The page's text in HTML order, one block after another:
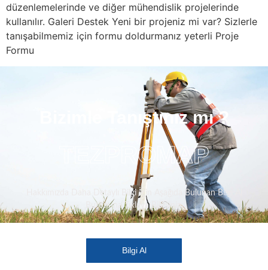
düzenlemelerinde ve diğer mühendislik projelerinde
kullanılır. Galeri Destek Yeni bir projeniz mi var? Sizlerle
tanışabilmemiz için formu doldurmanız yeterli Proje
Formu
Bizimle Tanıştınız mı ?
TEZPROMAP
Hakkımızda Daha Detaylı Bilgi İçin Aşağıda Bulunan Bilgi Al
Butonuna Tıklaya Bilirsiniz.
Bilgi Al